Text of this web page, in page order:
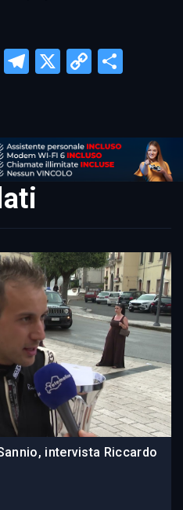
Threads
Telegram
X
Copy
intervista Riccardo